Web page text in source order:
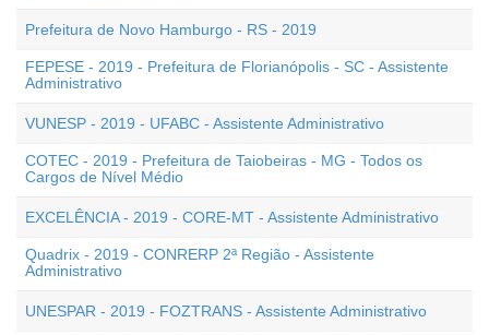
Prefeitura de Novo Hamburgo - RS - 2019
FEPESE - 2019 - Prefeitura de Florianópolis - SC - Assistente
Administrativo
VUNESP - 2019 - UFABC - Assistente Administrativo
COTEC - 2019 - Prefeitura de Taiobeiras - MG - Todos os
Cargos de Nível Médio
EXCELÊNCIA - 2019 - CORE-MT - Assistente Administrativo
Quadrix - 2019 - CONRERP 2ª Região - Assistente
Administrativo
UNESPAR - 2019 - FOZTRANS - Assistente Administrativo